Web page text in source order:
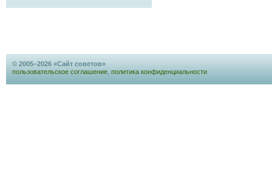
© 2005–2026 «Сайт советов»
пользовательское соглашение политика конфиденциальности